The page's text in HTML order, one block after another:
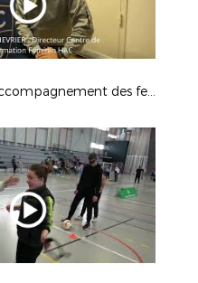
Programme d'accompagnement des femmes dans le football